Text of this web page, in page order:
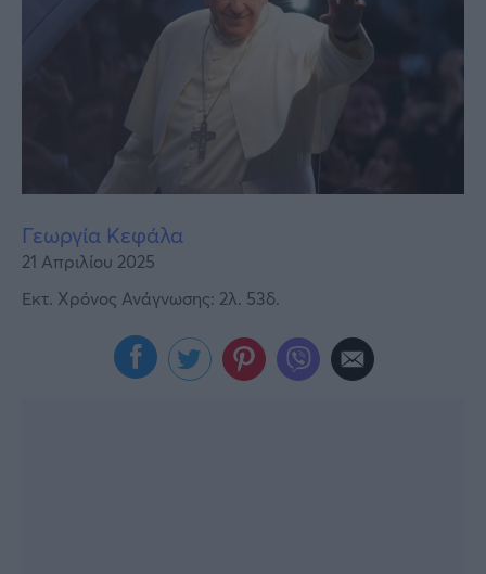
Γεωργία Κεφάλα
21 Απριλίου 2025
Εκτ. Χρόνος Ανάγνωσης: 2λ. 53δ.